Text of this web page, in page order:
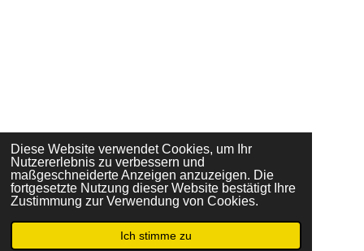
Diese Website verwendet Cookies, um Ihr
Nutzererlebnis zu verbessern und
maßgeschneiderte Anzeigen anzuzeigen. Die
fortgesetzte Nutzung dieser Website bestätigt Ihre
Zustimmung zur Verwendung von Cookies.
Ich stimme zu
s
t
a
g
r
a
m
c
e
b
o
o
k
T
o
k
Annik Schlatter
Sonnenfeldstrasse 2, 8702 Zollikon